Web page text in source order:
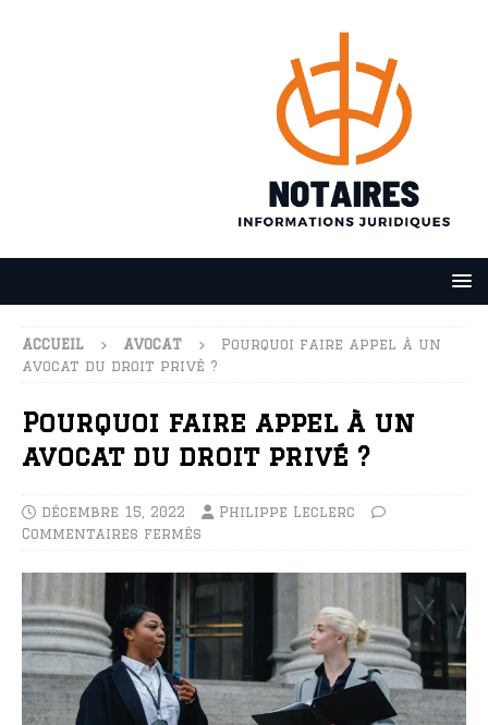
ACCUEIL AVOCAT
Pourquoi faire appel à un
avocat du droit privé ?
Pourquoi faire appel à un
avocat du droit privé ?
décembre 15, 2022
Philippe Leclerc
Commentaires fermés